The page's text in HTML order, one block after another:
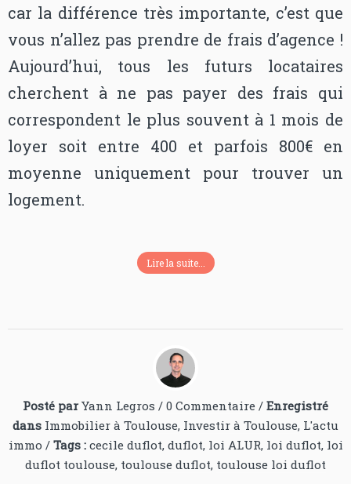
car la différence très importante, c’est que
vous n’allez pas prendre de frais d’agence !
Aujourd’hui, tous les futurs locataires
cherchent à ne pas payer des frais qui
correspondent le plus souvent à 1 mois de
loyer soit entre 400 et parfois 800€ en
moyenne uniquement pour trouver un
logement.
Lire la suite...
Posté par Yann Legros / 0 Commentaire / Enregistré
dans Immobilier à Toulouse, Investir à Toulouse, L'actu
immo / Tags : cecile duflot, duflot, loi ALUR, loi duflot, loi
duflot toulouse, toulouse duflot, toulouse loi duflot